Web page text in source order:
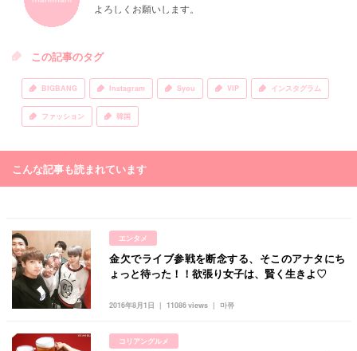
よろしくお願いします。
この記事のタグ
BIGBANG Instagram Syou VIP インスタグラム
ファッション 韓国
こんな記事も読まれています
エンタメ
2016年8月1日 마쮸
11086 views
金欠でライブ参戦を断念する、そこのアナタにち
ょっと待った！！欲張り女子は、賢く生きよ♡
コリアングルメ